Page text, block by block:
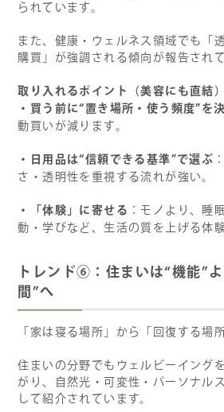
られています。
また、健康・ウェルネス領域でも「
購買」が強調される傾向が報告され
取り入れるポイント（美容にも直結）
・買う前に“置き場所・使う頻度”を
動買いが減ります。
・日用品は“信頼できる基準”で選ぶ
さ・透明性を重視する流れが強い。
・「体験」に寄せる ：モノより、睡
動・学びなど、生活の質を上げる体験
トレンド⑥：住まいは“機能”
間”へ
「家は寝る場所」から「回復する場
住まいの分野でもウェルビーイング
がり、自然光・可変性・パーソナル
して紹介されています。